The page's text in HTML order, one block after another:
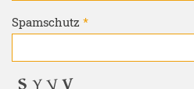
Spamschutz *